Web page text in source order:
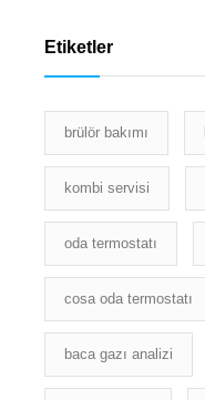
Etiketler
brülör bakımı
kombi servisi
oda termostatı
cosa oda termostatı
baca gazı analizi